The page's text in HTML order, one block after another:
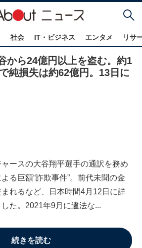
社会 IT・ビジネス エンタメ リサ
から24億円以上を盗む。約1
純損失は約62億円。13日に
ースの大谷翔平選手の通訳を務め
る巨額“詐欺事件”。前代未聞の金
れるなど、日本時間4月12日に詳
た。2021年9月に違法な...
続きを読む